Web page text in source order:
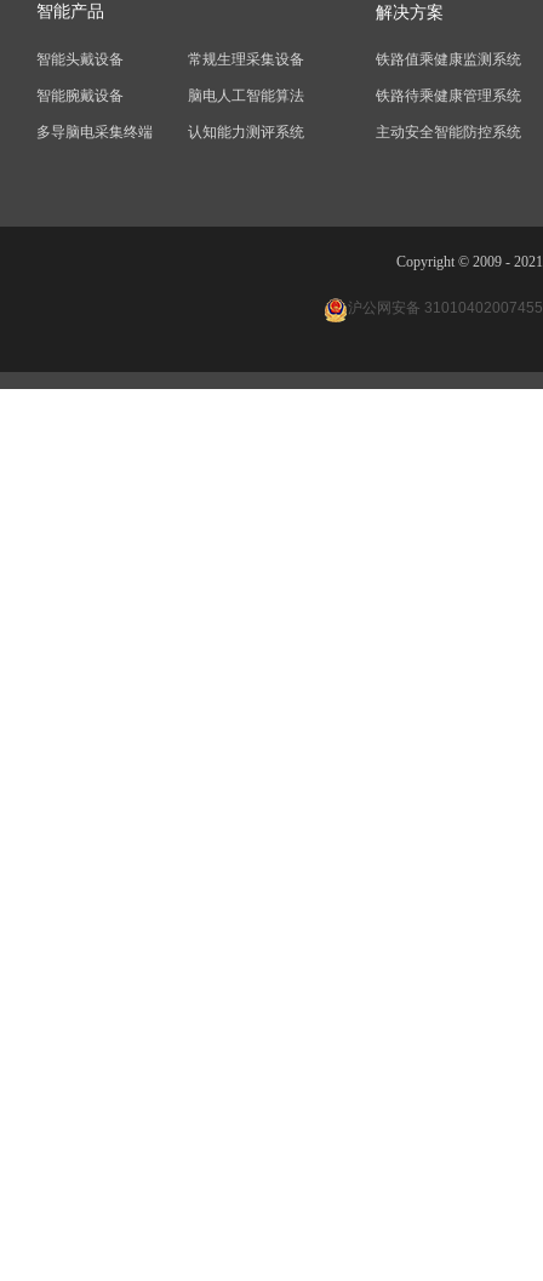
智能产品
铁路待乘健康管理系统
Copyright © 2009 -
沪公网安备
铁路值乘健康监测系统
主动安全智能防控系统
解决方案
智能头戴设备
智能腕戴设备
常规生理采集设备
多导脑电采集终端
脑电人工智能算法
认知能力测评系统